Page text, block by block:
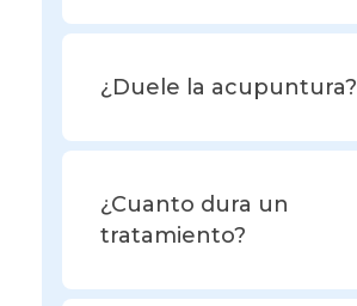
¿Duele la acupuntura?
¿Cuanto dura un
tratamiento?